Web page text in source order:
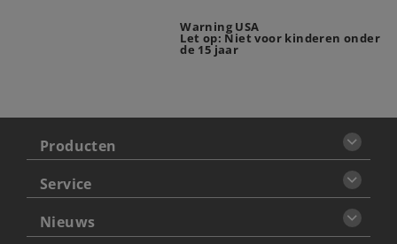
Warning USA
Let op: Niet voor kinderen onder
de 15 jaar
Producten
Service
Nieuws